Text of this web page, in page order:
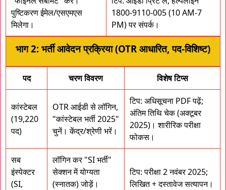
पुष्टिकरण ईमेल/एसएमएस
मिलेगा।
1800-9110-005 (10 AM-7
PM) पर संपर्क।
भाग 2: भर्ती आवेदन प्रक्रिया (OTR आधारित, पद-विशिष्ट)
पद चरण विवरण विशेष टिप्स
कांस्टेबल
(19,220
पद)
OTR आईडी से लॉगिन,
"कांस्टेबल भर्ती 2025"
चुनें। केंद्र/श्रेणी भरें।
टिप: अधिसूचना PDF पढ़ें;
अंतिम तिथि चेक (अक्टूबर
2025)। शारीरिक परीक्षा
फोकस।
सब
इंस्पेक्टर
(SI,
लॉगिन कर "SI भर्ती"
सेक्शन में योग्यता
(स्नातक) जोड़ें।
टिप: परीक्षा 2 नवंबर 2025;
लिखित + दस्तावेज सत्यापन।